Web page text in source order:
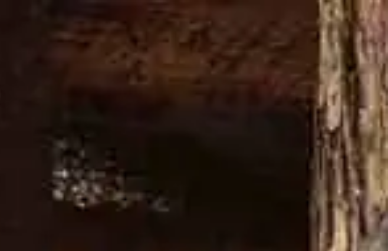
DON’T CHANGE A DAMN THING 70° ANNIVERSARIO DI JIMMY RUSSELL